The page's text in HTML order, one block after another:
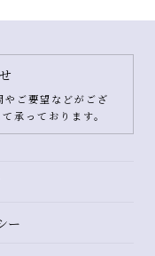
ご要望などがござ
承っております。
ー